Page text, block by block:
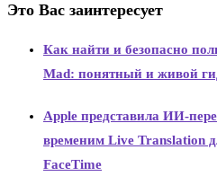
Это Вас заинтересует
Как найти и безопасно
Mad: понятный и живой
Apple представила ИИ-
временим Live Translation
FaceTime